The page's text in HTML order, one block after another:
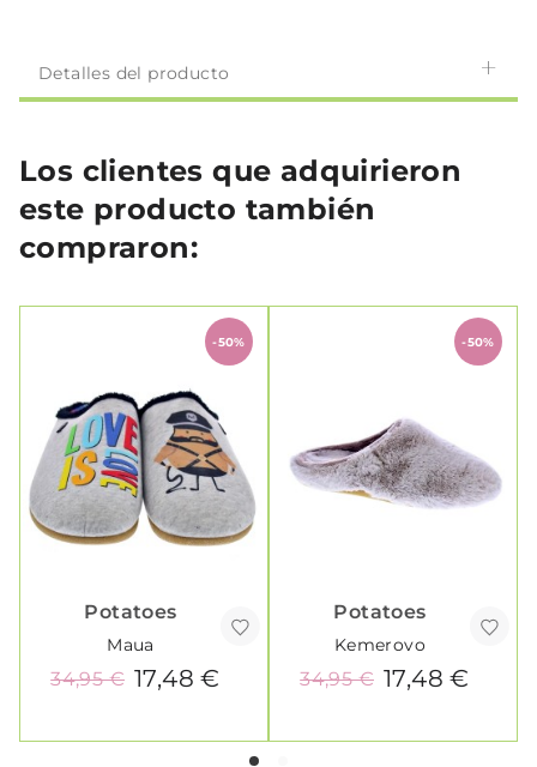
Detalles del producto
Los clientes que adquirieron
este producto también
compraron:
-50%
Potatoes
Maua
17,48 €
34,95 €
-50%
Potatoes
Kemerovo
17,48 €
34,95 €